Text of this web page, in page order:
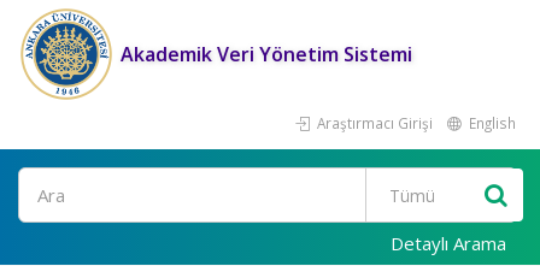
Akademik Veri Yönetim Sistemi
Araştırmacı Girişi English
Ara
Detaylı Arama